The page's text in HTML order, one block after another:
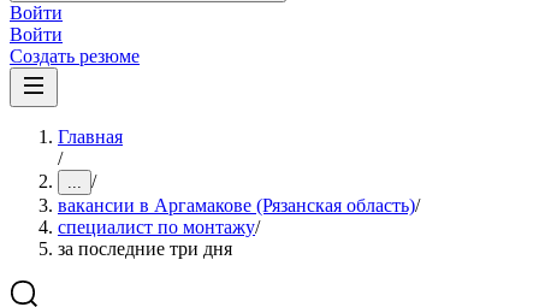
Войти
Войти
Создать резюме
Главная
/
... /
вакансии в Аргамакове (Рязанская область)/
специалист по монтажу/
за последние три дня